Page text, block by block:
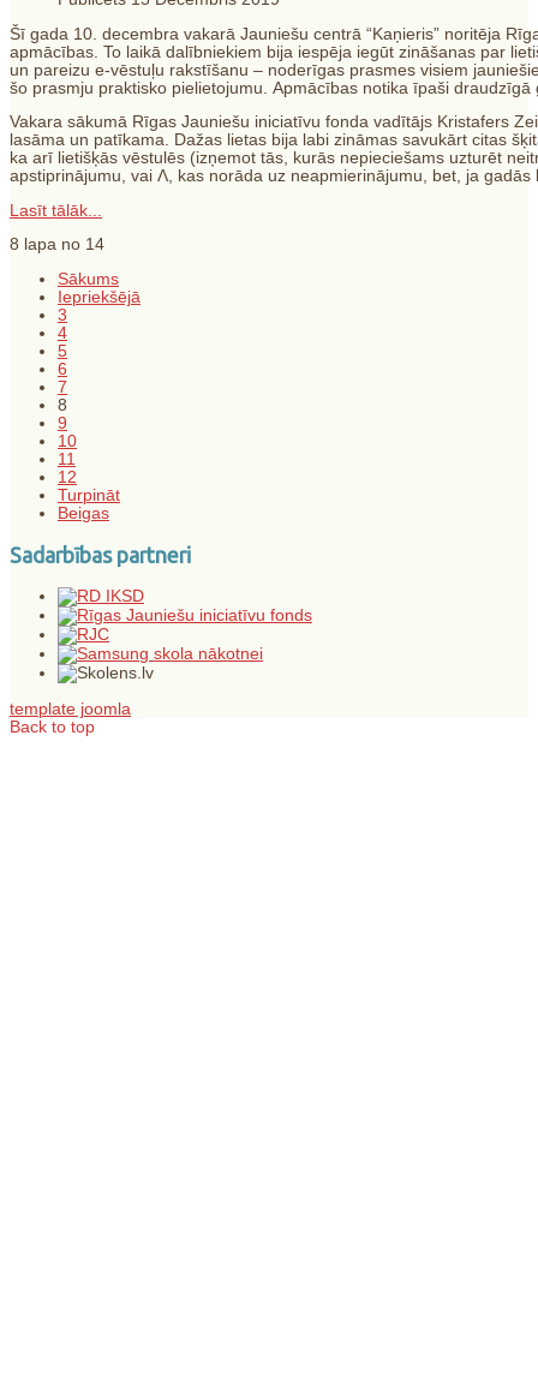
Šī gada 10. decembra vakarā Jauniešu centrā “Kaņieris” noritēja
apmācības. To laikā dalībniekiem bija iespēja iegūt zināšanas par
un pareizu e-vēstuļu rakstīšanu – noderīgas prasmes visiem
šo prasmju praktisko pielietojumu. Apmācības notika īpaši
Vakara sākumā Rīgas Jauniešu iniciatīvu fonda vadītājs Kristafers
lasāma un patīkama. Dažas lietas bija labi zināmas savukārt citas
ka arī lietišķās vēstulēs (izņemot tās, kurās nepieciešams uzturēt
apstiprinājumu, vai Λ, kas norāda uz neapmierinājumu, bet, ja
Lasīt tālāk...
8 lapa no 14
Sākums
Iepriekšējā
3
4
5
6
7
8
9
10
11
12
Turpināt
Beigas
Sadarbības partneri
template joomla
Back to top